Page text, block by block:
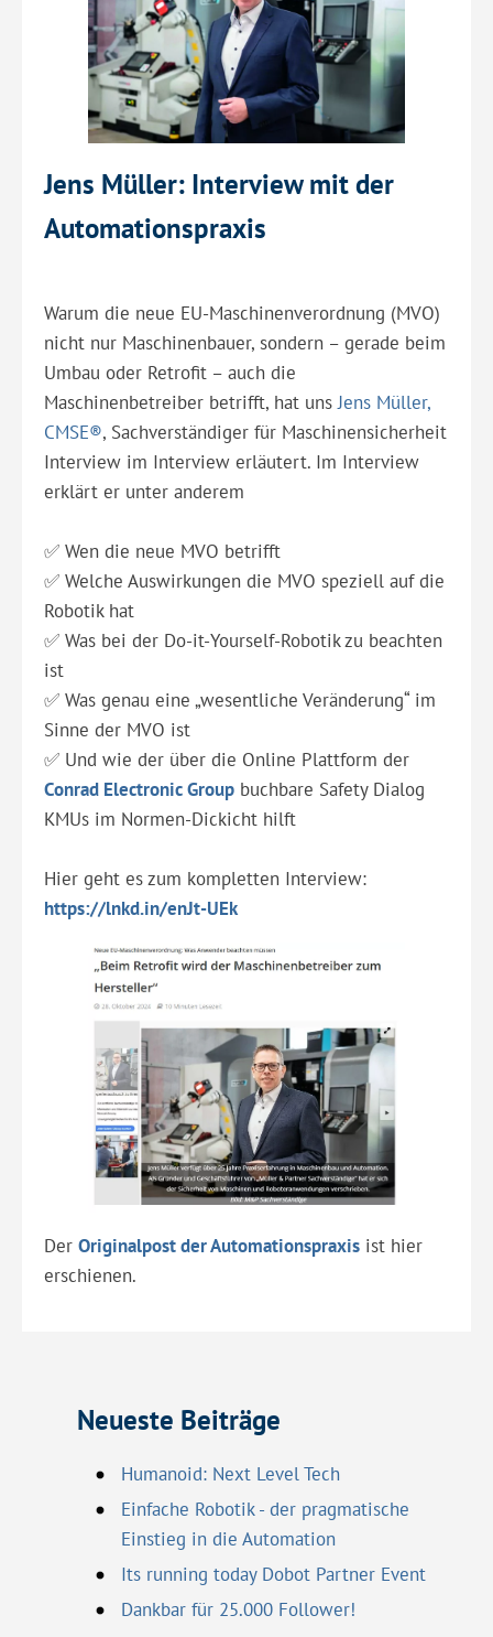
Jens Müller: Interview mit der
Automationspraxis
Warum die neue EU-Maschinenverordnung (MVO)
nicht nur Maschinenbauer, sondern – gerade beim
Umbau oder Retrofit – auch die
Maschinenbetreiber betrifft, hat unsJens Müller,
CMSE®, Sachverständiger für Maschinensicherheit
Interview im Interview erläutert. Im Interview
erklärt er unter anderem
✅ Wen die neue MVO betrifft
✅ Welche Auswirkungen die MVO speziell auf die
Robotik hat
✅ Was bei der Do-it-Yourself-Robotik zu beachten
ist
✅ Was genau eine „wesentliche Veränderung“ im
Sinne der MVO ist
✅ Und wie der über die Online Plattform der
Conrad Electronic Group buchbare Safety Dialog
KMUs im Normen-Dickicht hilft
Hier geht es zum kompletten Interview:
https://lnkd.in/enJt-UEk
Der Originalpost der Automationspraxis ist hier
erschienen.
Neueste Beiträge
Humanoid: Next Level Tech
Einfache Robotik - der pragmatische
Einstieg in die Automation
Its running today Dobot Partner Event
Dankbar für 25.000 Follower!